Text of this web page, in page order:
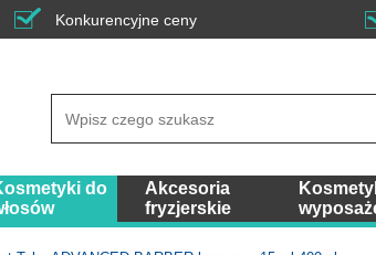
Konkurencyjne ceny
do
Akcesoria
fryzjerskie